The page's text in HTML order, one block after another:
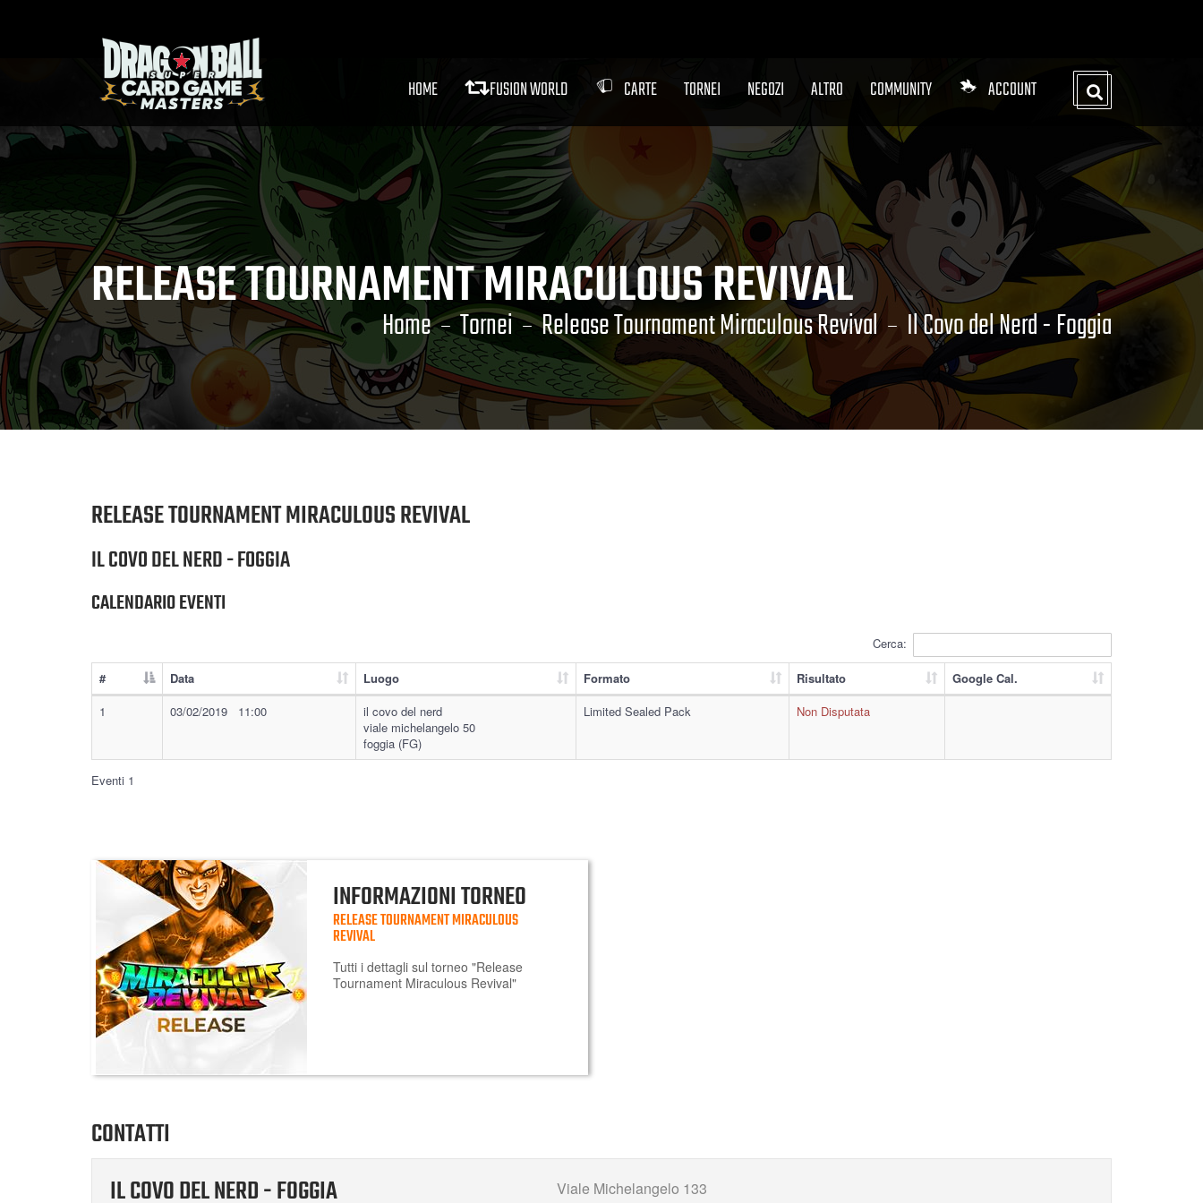
HOME FUSION WORLD CARTE TORNEI NEGOZI ALTRO COMMUNITY ACCOUNT
RELEASE TOURNAMENT MIRACULOUS REVIVAL
Home Tornei Release Tournament Miraculous Revival Il Covo del Nerd - Foggia
RELEASE TOURNAMENT MIRACULOUS REVIVAL
IL COVO DEL NERD - FOGGIA
CALENDARIO EVENTI
Cerca:
# Data Luogo Formato Risultato
Google Cal.
1
03/02/2019 11:00
il covo del nerd
viale michelangelo 50
foggia (FG)
Limited Sealed Pack Non Disputata
Eventi 1
INFORMAZIONI TORNEO
RELEASE TOURNAMENT MIRACULOUS
REVIVAL
Tutti i dettagli sul torneo "Release
Tournament Miraculous Revival"
CONTATTI
IL COVO DEL NERD - FOGGIA
Viale Michelangelo 133